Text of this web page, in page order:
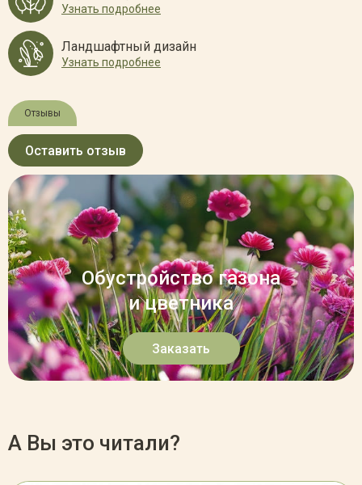
Узнать подробнее
Ландшафтный дизайн
Узнать подробнее
Отзывы
Оставить отзыв
Обустройство газона
и цветника
Заказать
А Вы это читали?